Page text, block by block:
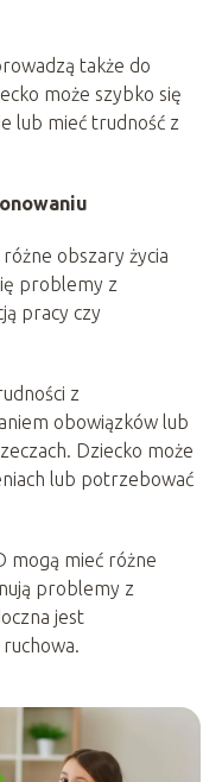
także do
może szybko się
lub mieć trudność z
obszary życia
problemy z
pracy czy
z
obowiązków lub
Dziecko może
lub potrzebować
mogą mieć różne
problemy z
jest